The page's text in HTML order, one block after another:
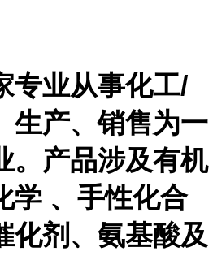
专业从事化工/
生产、销售为一
。产品涉及有机
学 、手性化合
化剂、氨基酸及